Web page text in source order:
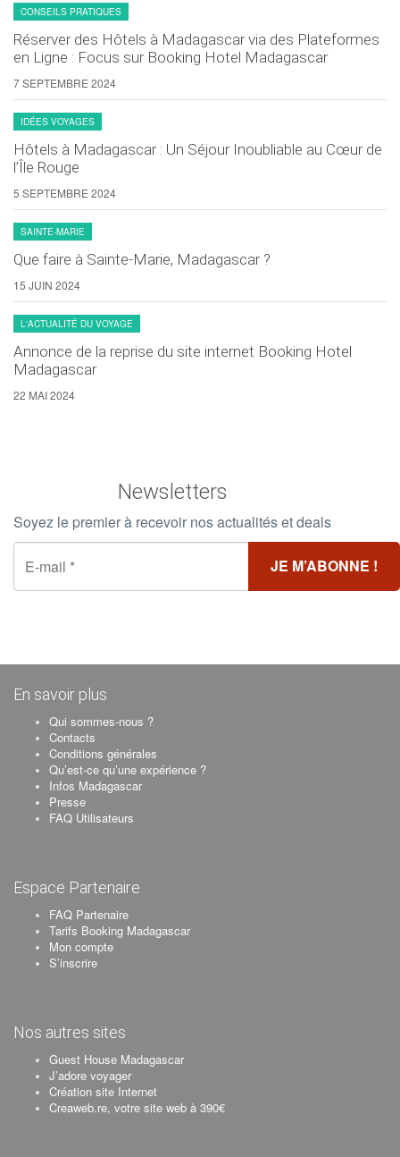
CONSEILS PRATIQUES
Réserver des Hôtels à Madagascar via des Plateformes
en Ligne : Focus sur Booking Hotel Madagascar
7 SEPTEMBRE 2024
IDÉES VOYAGES
Hôtels à Madagascar : Un Séjour Inoubliable au Cœur de
l’Île Rouge
5 SEPTEMBRE 2024
SAINTE-MARIE
Que faire à Sainte-Marie, Madagascar ?
15 JUIN 2024
L'ACTUALITÉ DU VOYAGE
Annonce de la reprise du site internet Booking Hotel
Madagascar
22 MAI 2024
Newsletters
Soyez le premier à recevoir nos actualités et deals
En savoir plus
Qui sommes-nous ?
Contacts
Conditions générales
Qu’est-ce qu’une expérience ?
Infos Madagascar
Presse
FAQ Utilisateurs
Espace Partenaire
FAQ Partenaire
Tarifs Booking Madagascar
Mon compte
S’inscrire
Nos autres sites
Guest House Madagascar
J’adore voyager
Création site Internet
Creaweb.re, votre site web à 390€